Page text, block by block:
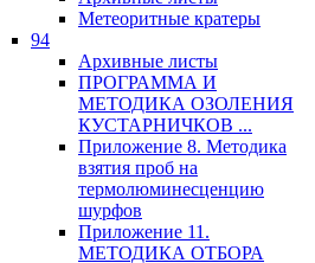
Метеоритные кратеры
94
Архивные листы
ПРОГРАММА И
МЕТОДИКА ОЗОЛЕНИЯ
КУСТАРНИЧКОВ ...
Приложение 8. Методика
взятия проб на
термолюминесценцию
шурфов
Приложение 11.
МЕТОДИКА ОТБОРА